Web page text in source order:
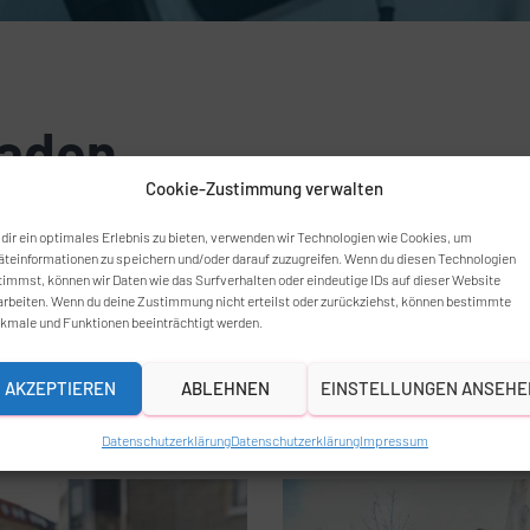
Cookie-Zustimmung verwalten
ein optimales Erlebnis zu bieten, verwenden wir Technologien wie Cookies, um
zu speichern und/oder darauf zuzugreifen. Wenn du diesen Technologien
können wir Daten wie das Surfverhalten oder eindeutige IDs auf dieser Website
Wenn du deine Zustimmung nicht erteilst oder zurückziehst, können bestimmte
und Funktionen beeinträchtigt werden.
AKZEPTIEREN ABLEHNEN EINSTELLUNGEN
DatenschutzerklärungDatenschutzerklärungImpressum
GmbH vor sich?
einfach und laden Sie Ihr Fahrzeug direkt